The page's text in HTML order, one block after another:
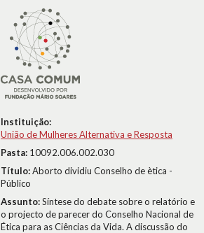
Instituição:
União de Mulheres Alternativa e Resposta
Pasta: 10092.006.002.030
Título:Aborto dividiu Conselho de ètica -
Público
Assunto:Síntese do debate sobre o relatório e
o projecto de parecer do Conselho Nacional de
Ética para as Ciências da Vida. A discussão do